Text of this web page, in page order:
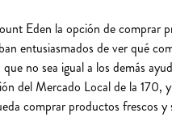
Eden la opción de comprar
entusiasmados de ver qué
no sea igual a los demás
del Mercado Local de la
comprar productos frescos